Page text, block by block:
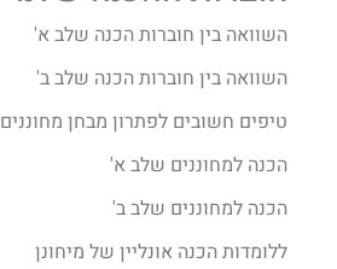
השוואה בין חוברות הכנה שלב א'
השוואה בין חוברות הכנה שלב ב'
טיפים חשובים לפתרון מבחן מחוננים
הכנה למחוננים שלב א'
הכנה למחוננים שלב ב'
ללומדות הכנה אונליין של מיחונן